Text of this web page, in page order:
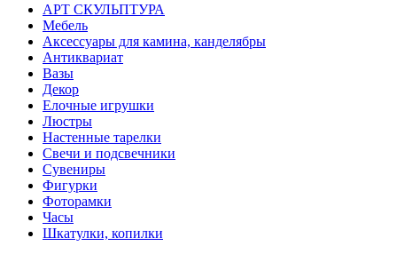
АРТ СКУЛЬПТУРА
Мебель
Аксессуары для камина, канделябры
Антиквариат
Вазы
Декор
Елочные игрушки
Люстры
Настенные тарелки
Свечи и подсвечники
Сувениры
Фигурки
Фоторамки
Часы
Шкатулки, копилки